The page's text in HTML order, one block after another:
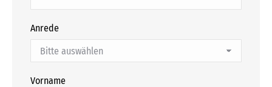
Anrede
Vorname